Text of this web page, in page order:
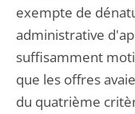
exempte de
administrative
suffisamment
que les offres
du quatrième